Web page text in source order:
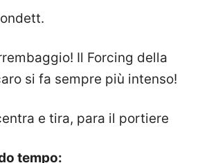
Il Forcing della
si fa sempre più intenso!
e tira, para il portiere
tempo: